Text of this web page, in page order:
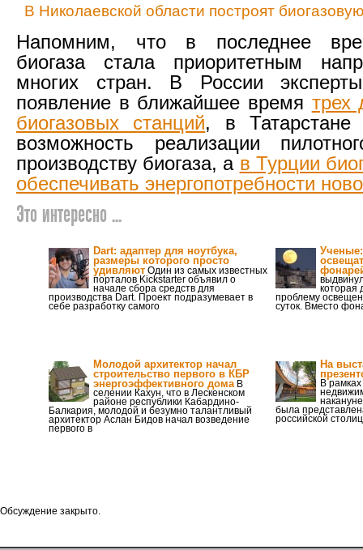
В Николаевской области построят
Напомним, что в последнее
биогаза стала приоритетным
многих стран. В России эксперты
появление в ближайшее время трех
биогазовых станций, в Татарстане
возможность реализации
производству биогаза, а в Турции
обеспечивать энергопотребности
Это интересно ...
Dart: адаптер для ноутбука,
размеры которого просто
удивляют Один из самых известных
порталов Kickstarter объявил о
начале сбора средств для
производства Dart. Проект подразумевает в
себе разработку самого
которая
проблему
суток. Вместо
Молодой архитектор начал
строительство первого в КБР
энергоэффективного домаВ
селении Кахун, что в Лескенском
районе республики Кабардино-
Балкария, молодой и безумно талантливый
архитектор Аслан Бидов начал возведение
первого в
На
В
была
российской
Обсуждение закрыто.